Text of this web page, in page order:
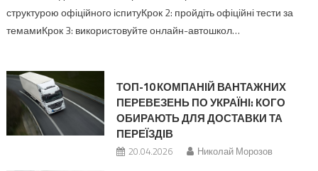
структурою офіційного іспитуКрок 2: пройдіть офіційні тести за
темамиКрок 3: використовуйте онлайн-автошкол…
ТОП-10 КОМПАНІЙ ВАНТАЖНИХ
ПЕРЕВЕЗЕНЬ ПО УКРАЇНІ: КОГО
ОБИРАЮТЬ ДЛЯ ДОСТАВКИ ТА
ПЕРЕЇЗДІВ
20.04.2026 Николай Морозов